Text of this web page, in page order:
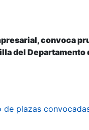
convoca
del Departamento
de plazas